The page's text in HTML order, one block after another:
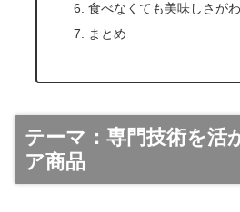
食べなくても美味しさが
まとめ
テーマ：専門技術を活
ア商品